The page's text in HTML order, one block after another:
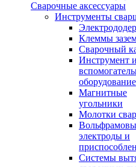
Сварочные аксессуары
Инструменты
Клеммы
Сварочный
Инструмент и
оборудование
Магнитные
угольники
Молотки
электроды и
Системы